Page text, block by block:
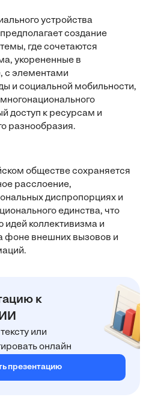
устройства
создание
где сочетаются
укорененные в
с элементами
и социальной мобильности,
доступ к ресурсам и
разнообразия.
обществе сохраняется
расслоение,
диспропорциях и
единства, что
идей коллективизма и
фоне внешних вызовов и
к
или
онлайн
презентацию